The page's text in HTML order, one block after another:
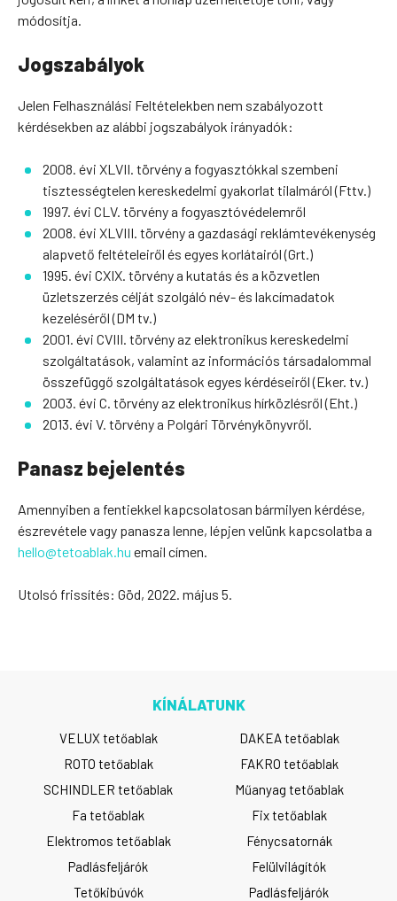
módosítja.
Jogszabályok
Jelen Felhasználási Feltételekben nem szabályozott
kérdésekben az alábbi jogszabályok irányadók:
2008. évi XLVII. törvény a fogyasztókkal szembeni
tisztességtelen kereskedelmi gyakorlat tilalmáról (Fttv.)
1997. évi CLV. törvény a fogyasztóvédelemről
2008. évi XLVIII. törvény a gazdasági reklámtevékenység
alapvető feltételeiről és egyes korlátairól (Grt.)
1995. évi CXIX. törvény a kutatás és a közvetlen
üzletszerzés célját szolgáló név- és lakcímadatok
kezeléséről (DM tv.)
2001. évi CVIII. törvény az elektronikus kereskedelmi
szolgáltatások, valamint az információs társadalommal
összefüggő szolgáltatások egyes kérdéseiről (Eker. tv.)
2003. évi C. törvény az elektronikus hírközlésről (Eht.)
2013. évi V. törvény a Polgári Törvénykönyvről.
Panasz bejelentés
Amennyiben a fentiekkel kapcsolatosan bármilyen kérdése,
észrevétele vagy panasza lenne, lépjen velünk kapcsolatba a
hello@tetoablak.hu email címen.
Utolsó frissítés: Göd, 2022. május 5.
KÍNÁLATUNK
VELUX tetőablak
DAKEA tetőablak
ROTO tetőablak
FAKRO tetőablak
SCHINDLER tetőablak
Műanyag tetőablak
Fa tetőablak
Fix tetőablak
Elektromos tetőablak
Fénycsatornák
Padlásfeljárók
Felülvilágítók
Tetőkibúvók
Padlásfeljárók